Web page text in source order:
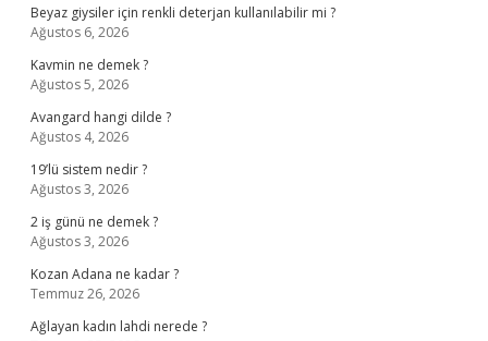
Beyaz giysiler için renkli deterjan kullanılabilir mi ?
Ağustos 6, 2026
Kavmin ne demek ?
Ağustos 5, 2026
Avangard hangi dilde ?
Ağustos 4, 2026
19’lü sistem nedir ?
Ağustos 3, 2026
2 iş günü ne demek ?
Ağustos 3, 2026
Kozan Adana ne kadar ?
Temmuz 26, 2026
Ağlayan kadın lahdi nerede ?